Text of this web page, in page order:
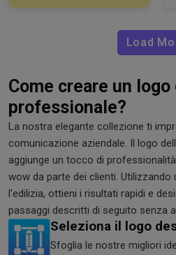
Load
Come creare un
professionale?
La nostra elegante collezione ti
comunicazione aziendale. Il logo
aggiunge un tocco di
wow da parte dei clienti.
l'edilizia, ottieni i risultati rapidi e
passaggi descritti di seguito senza
Seleziona il logo
Sfoglia le nostre migliori